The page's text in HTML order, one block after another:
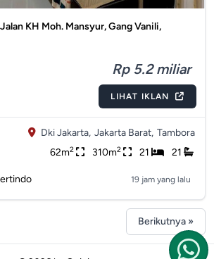
KH Moh. Mansyur, Gang Vanili,
Rp 5.2 miliar
LIHAT IKLAN
Dki Jakarta, Jakarta Barat, Tambora
62m2 310m2 21 21
19 jam yang lalu
Berikutnya »